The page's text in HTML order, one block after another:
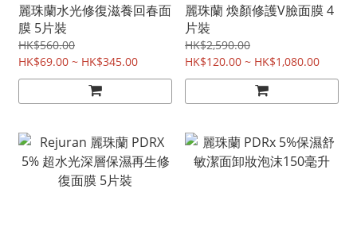
麗珠蘭水光修復滋養回春面
膜 5片裝
HK$560.00
HK$69.00 ~ HK$345.00
麗珠蘭 煥顏修護V臉面膜 4
片裝
HK$2,590.00
HK$120.00 ~ HK$1,080.00